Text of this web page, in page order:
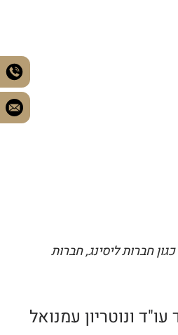
חברות ליסינג, חברות
ונוטריון עמנואל